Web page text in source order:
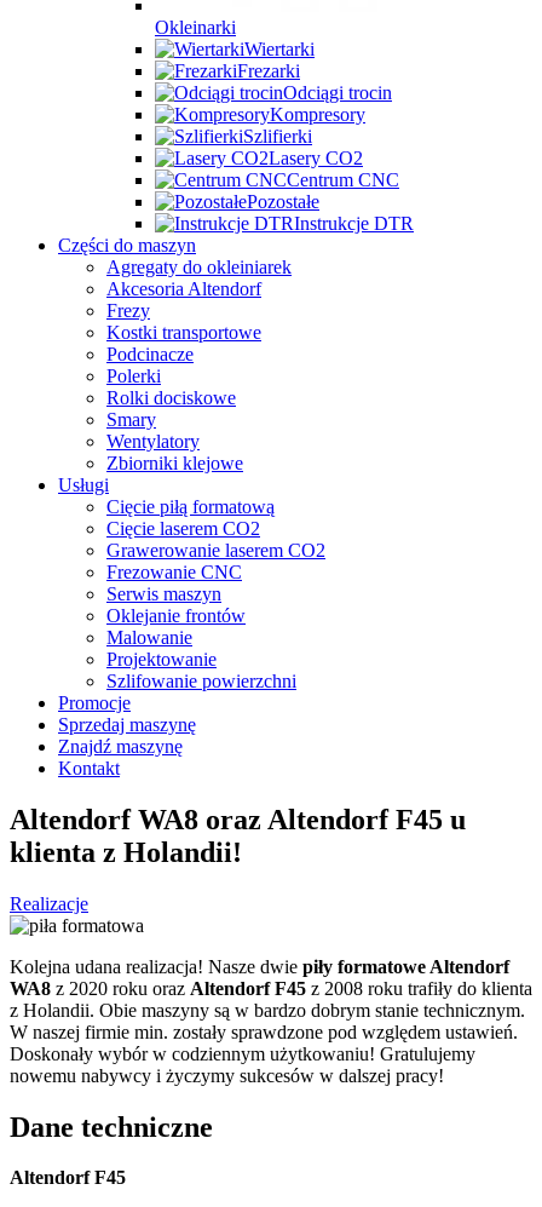
Okleinarki
Wiertarki
Frezarki
Odciągi trocin
Kompresory
Szlifierki
Lasery CO2
Centrum CNC
Pozostałe
Instrukcje DTR
Części do maszyn
Agregaty do okleiniarek
Akcesoria Altendorf
Frezy
Kostki transportowe
Podcinacze
Polerki
Rolki dociskowe
Smary
Wentylatory
Zbiorniki klejowe
Usługi
Cięcie piłą formatową
Cięcie laserem CO2
Grawerowanie laserem CO2
Frezowanie CNC
Serwis maszyn
Oklejanie frontów
Malowanie
Projektowanie
Szlifowanie powierzchni
Promocje
Sprzedaj maszynę
Znajdź maszynę
Kontakt
Altendorf WA8 oraz Altendorf F45 u
klienta z Holandii!
Realizacje
Kolejna udana realizacja! Nasze dwie piły formatowe Altendorf
WA8 z 2020 roku oraz Altendorf F45 z 2008 roku trafiły do klienta
z Holandii. Obie maszyny są w bardzo dobrym stanie technicznym.
W naszej firmie min. zostały sprawdzone pod względem ustawień.
Doskonały wybór w codziennym użytkowaniu! Gratulujemy
nowemu nabywcy i życzymy sukcesów w dalszej pracy!
Dane techniczne
Altendorf F45